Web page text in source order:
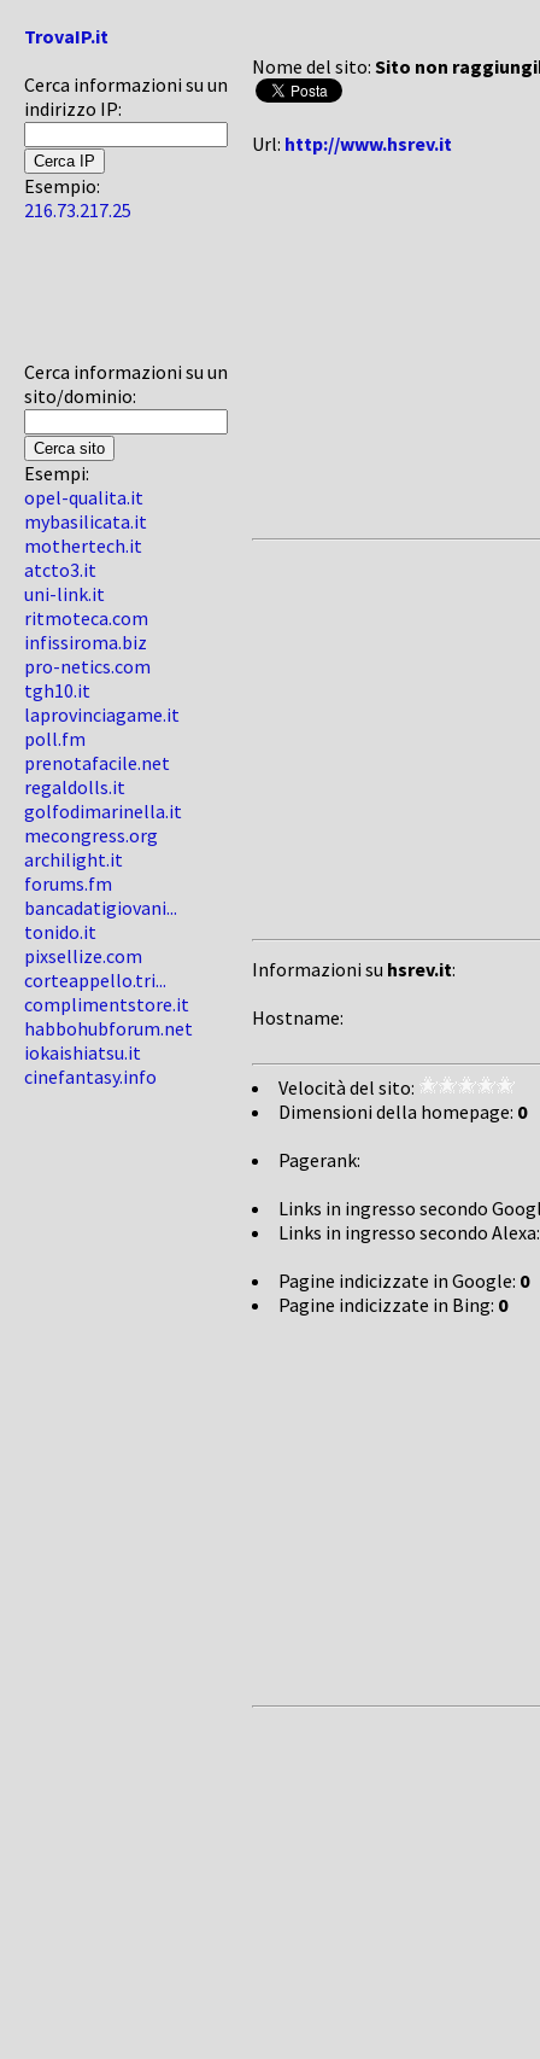
TrovaIP.it
Cerca informazioni su un
indirizzo IP:
Esempio:
216.73.217.25
Cerca informazioni su un
sito/dominio:
Esempi:
opel-qualita.it
mybasilicata.it
mothertech.it
atcto3.it
uni-link.it
ritmoteca.com
infissiroma.biz
pro-netics.com
tgh10.it
laprovinciagame.it
poll.fm
prenotafacile.net
regaldolls.it
golfodimarinella.it
mecongress.org
archilight.it
forums.fm
bancadatigiovani...
tonido.it
pixsellize.com
corteappello.tri...
complimentstore.it
habbohubforum.net
iokaishiatsu.it
cinefantasy.info
Nome del sito: Sito non
Url: http://www.hsrev.it
Informazioni su hsrev.it:
Hostname:
Velocità del sito:
Dimensioni della homepage: 0
Pagerank:
Links in ingresso secondo
Links in ingresso secondo
Pagine indicizzate in Google: 0
Pagine indicizzate in Bing: 0